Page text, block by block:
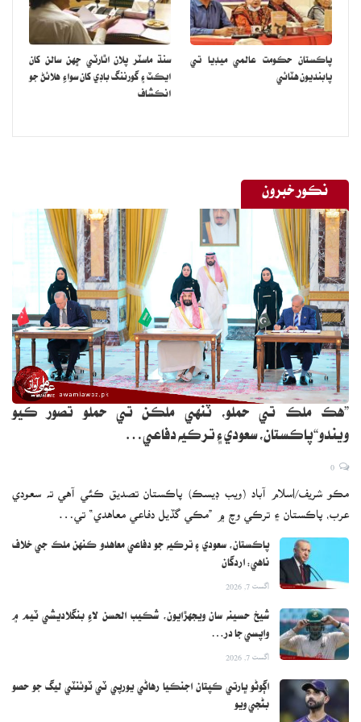
پاڪستان حڪومت عالمي ميڊيا تي
پابنديون هٽائي
سنڌ ماسٽر پلان اٿارٽي ڇهن سالن کان
ايڪٽ ۽ گورننگ باڊي کان سواءِ هلائڻ جو
انڪشاف
نڪور خبرون
”هڪ ملڪ تي حملو، ٽنهي ملڪن تي حملو تصور ڪيو
ويندو“پاڪستان، سعودي ۽ ترڪيه دفاعي…
مڪو شريف/اسلام آباد (ويب ڊيسڪ) پاڪستان تصديق ڪئي آهي ته سعودي
عرب، پاڪستان ۽ ترڪي وچ ۾ ”مڪي گڏيل دفاعي معاهدي“ تي…
پاڪستان، سعودي ۽ ترڪيه جو دفاعي معاهدو ڪنهن ملڪ جي خلاف
ناهي: اردگان
اگست 7, 2026
شيخ حسينه سان ويجهڙايون، شڪيب الحسن لاءِ بنگلاديشي ٽيم ۾
واپسي جا در…
اگست 7, 2026
اڳوڻو ڀارتي ڪپتان اجنڪيا رهاڻي يورپي ٽي ٽوئنٽي ليگ جو حصو
بڻجي ويو